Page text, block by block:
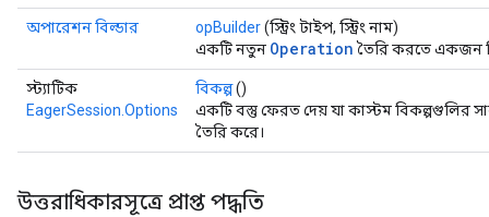
অপারেশন বিল্ডার opBuilder(স্ট্রিং টাইপ, স্ট্রিং নাম)
একটি নতুন Operation তৈরি করতে একজন
স্ট্যাটিক
EagerSession.Options
বিকল্প()
একটি বস্তু ফেরত দেয় যা কাস্টম বিকল্পগুলির
তৈরি করে।
উত্তরাধিকারসূত্রে প্রাপ্ত পদ্ধতি